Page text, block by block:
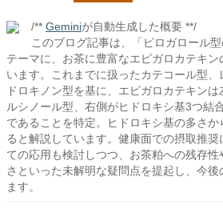
/** Geminiが自動生成した概要 **/
このブログ記事は、「ピロガロール
テーマに、お茶に豊富なエピガロカテキ
います。これまでに扱ったカテコール型
ドロキノン型を基に、エピガロカテキン
ルシノール型、右側がヒドロキシ基3つ結
であることを特定。ヒドロキシ基の多さ
ると解説しています。健康面での摂取推
ての応用も検討しつつ、お茶粕への残存
さといった未解明な疑問点を提起し、今
ます。